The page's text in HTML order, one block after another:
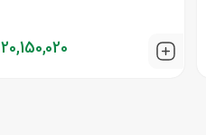
20,150,020